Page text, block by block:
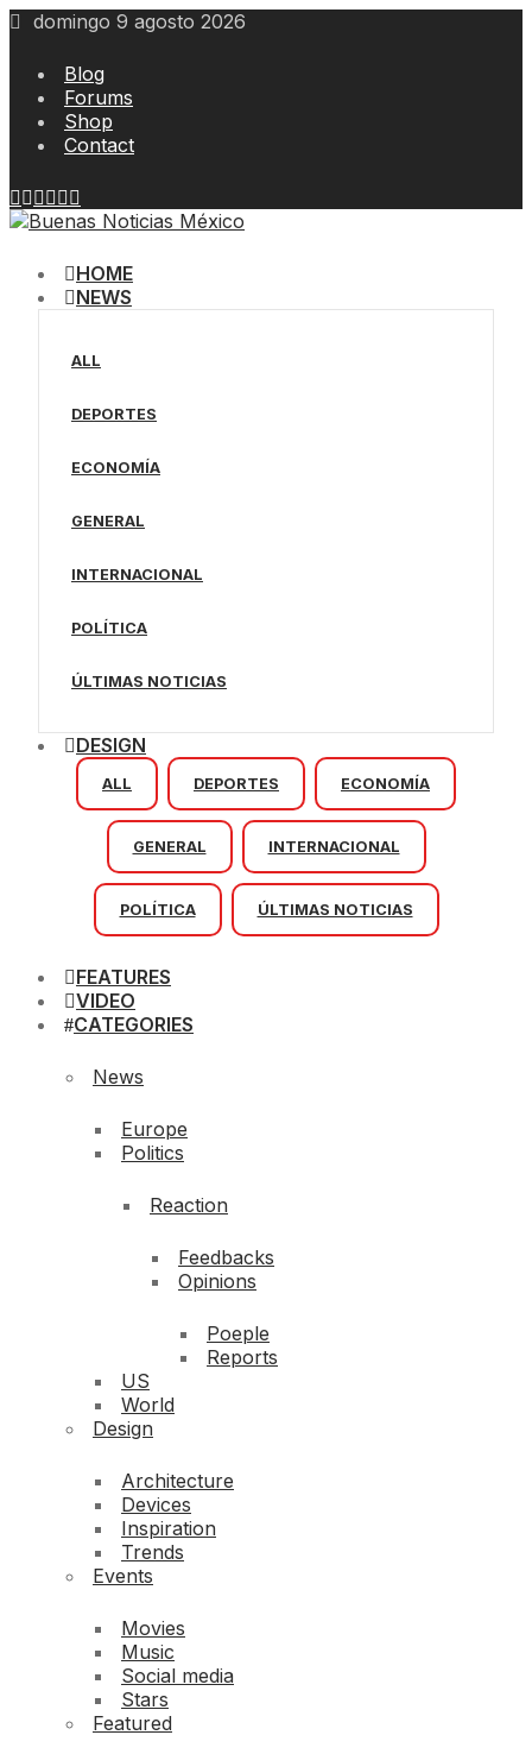
Skip
content
domingo 9 agosto 2026
Blog
Forums
Shop
Contact
HOME
NEWS
ALL
DEPORTES
ECONOMÍA
GENERAL
INTERNACIONAL
POLÍTICA
ÚLTIMAS NOTICIAS
DESIGN
ALL DEPORTES ECONOMÍA
GENERAL INTERNACIONAL
POLÍTICA ÚLTIMAS NOTICIAS
FEATURES
VIDEO
CATEGORIES
News
Europe
Politics
Reaction
Feedbacks
Opinions
Poeple
Reports
US
World
Design
Architecture
Devices
Inspiration
Trends
Events
Movies
Music
Social media
Stars
Featured